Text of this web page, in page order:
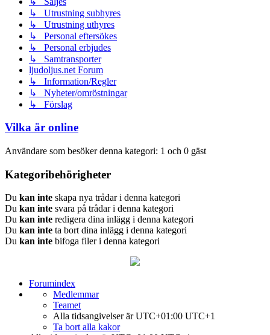
↳ Utrustning subhyres
↳ Utrustning uthyres
↳ Personal eftersökes
↳ Personal erbjudes
↳ Samtransporter
ljudoljus.net Forum
↳ Information/Regler
↳ Nyheter/omröstningar
↳ Förslag
Vilka är online
Användare som besöker denna kategori: 1 och 0 gäst
Kategoribehörigheter
Du kan inte skapa nya trådar i denna kategori
Du kan inte svara på trådar i denna kategori
Du kan inte redigera dina inlägg i denna kategori
Du kan inte ta bort dina inlägg i denna kategori
Du kan inte bifoga filer i denna kategori
Forumindex
Medlemmar
Teamet
Alla tidsangivelser är UTC+01:00 UTC+1
Ta bort alla kakor